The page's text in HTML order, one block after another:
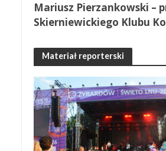
Mariusz Pierzankowski –
Skierniewickiego Klubu
Materiał reporterski